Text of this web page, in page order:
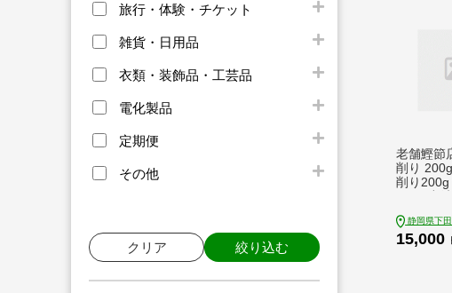
旅行・体験・チケット
雑貨・日用品
衣類・装飾品・工芸品
電化製品
定期便
その他
クリア 絞り込む
老舗鰹節
削り
削り200g
削節の粉
鯖 ご飯
静岡県下
15,000